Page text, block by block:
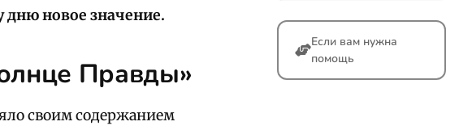
новое значение.
Правды»
своим содержанием
Если вам нужна
помощь